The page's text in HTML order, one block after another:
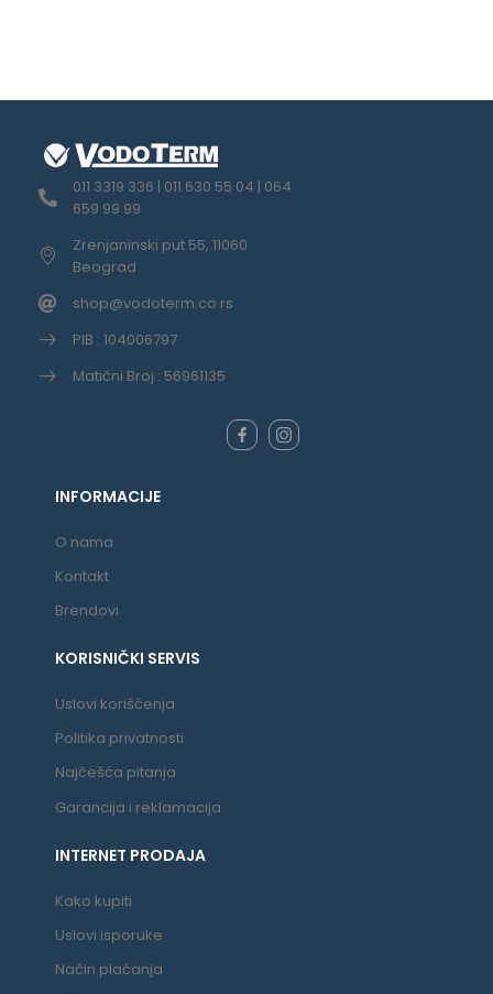
011 3319 336 | 011 630 55 04 | 064
659 99 99
Zrenjaninski put 55, 11060
Beograd
shop@vodoterm.co.rs
PIB : 104006797
Matični Broj : 56961135
INFORMACIJE
O nama
Kontakt
Brendovi
KORISNIČKI SERVIS
Uslovi korišćenja
Politika privatnosti
Najčešća pitanja
Garancija i reklamacija
INTERNET PRODAJA
Kako kupiti
Uslovi isporuke
Način plaćanja